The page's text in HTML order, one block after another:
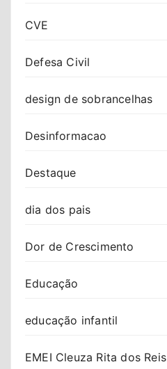
CVE
Defesa Civil
design de sobrancelhas
Desinformacao
Destaque
dia dos pais
Dor de Crescimento
Educação
educação infantil
EMEI Cleuza Rita dos Reis